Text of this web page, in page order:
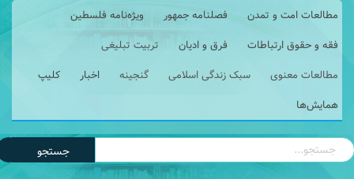
مطالعات امت و تمدن فصلنامه جمهور
ویژه‌نامه فلسطین
فقه و حقوق ارتباطات
فرق و ادیان
تربیت تبلیغی
مطالعات معنوی
سبک زندگی اسلامی گنجینه اخبار
کلیپ
همایش‌ها
جستجو